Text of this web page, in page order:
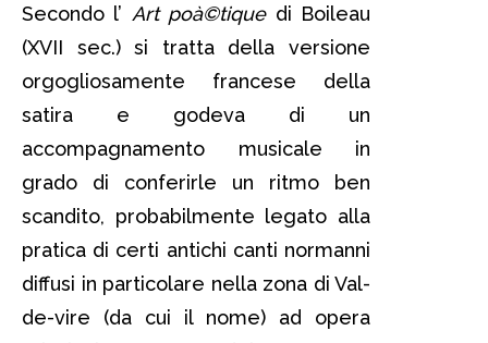
Secondo l’ Art poà©tique di Boileau
(XVII sec.) si tratta della versione
orgogliosamente francese della
satira e godeva di un
accompagnamento musicale in
grado di conferirle un ritmo ben
scandito, probabilmente legato alla
pratica di certi antichi canti normanni
diffusi in particolare nella zona di Val-
de-vire (da cui il nome) ad opera